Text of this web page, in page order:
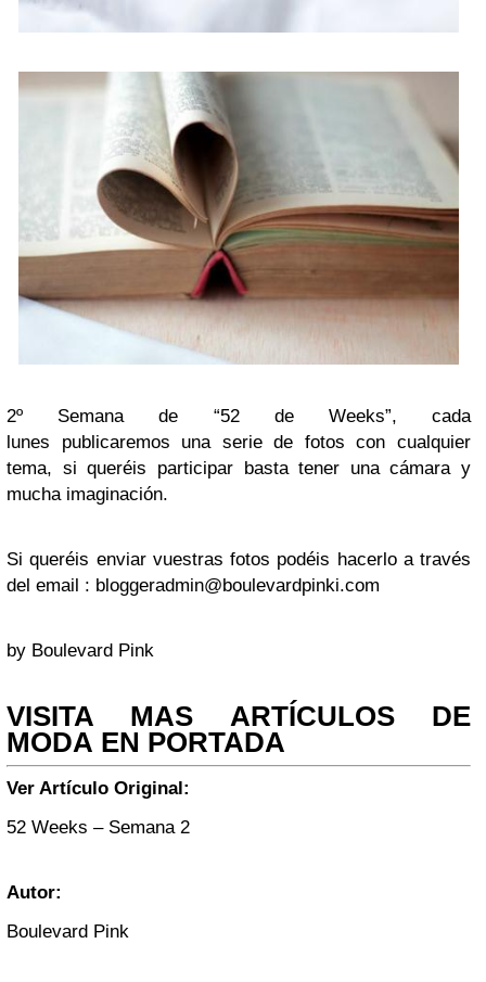
2º Semana de “52 de Weeks”, cada
lunes publicaremos una serie de fotos con cualquier
tema, si queréis participar basta tener una cámara y
mucha imaginación.
Si queréis enviar vuestras fotos podéis hacerlo a través
del email : bloggeradmin@boulevardpinki.com
by Boulevard Pink
VISITA MAS ARTÍCULOS DE
MODA EN PORTADA
Ver Artículo Original:
52 Weeks – Semana 2
Autor:
Boulevard Pink